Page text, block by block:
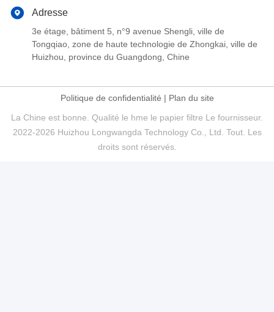
Adresse
3e étage, bâtiment 5, n°9 avenue Shengli, ville de
Tongqiao, zone de haute technologie de Zhongkai, ville de
Huizhou, province du Guangdong, Chine
Politique de confidentialité | Plan du site
La Chine est bonne. Qualité le hme le papier filtre Le fournisseur.
2022-2026 Huizhou Longwangda Technology Co., Ltd. Tout. Les
droits sont réservés.